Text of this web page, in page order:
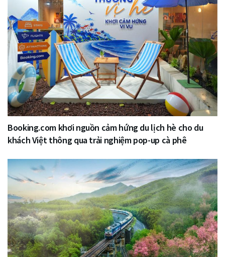
Booking.com khơi nguồn cảm hứng du lịch hè cho du
khách Việt thông qua trải nghiệm pop-up cà phê